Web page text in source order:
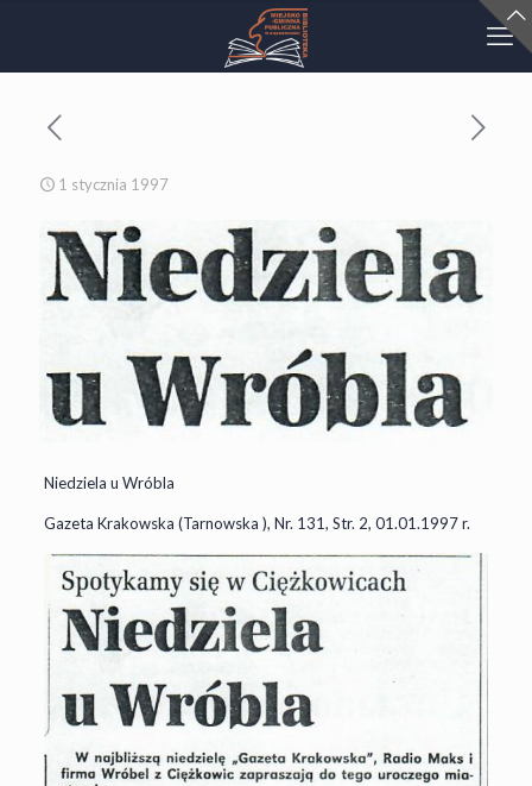
1 stycznia 1997
Niedziela u Wróbla
Gazeta Krakowska (Tarnowska ), Nr. 131, Str. 2, 01.01.1997 r.